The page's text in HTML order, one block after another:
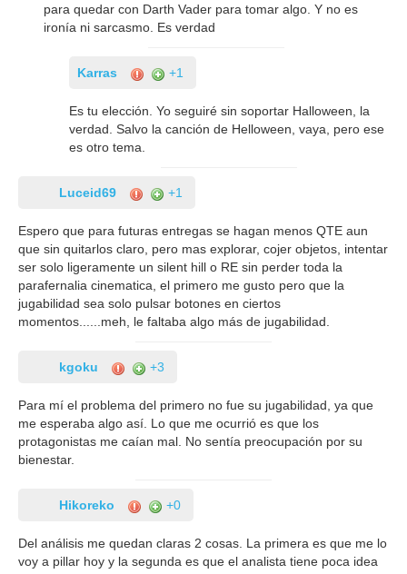
para quedar con Darth Vader para tomar algo. Y no es
ironía ni sarcasmo. Es verdad
Karras +1
Es tu elección. Yo seguiré sin soportar Halloween, la
verdad. Salvo la canción de Helloween, vaya, pero ese
es otro tema.
Luceid69 +1
Espero que para futuras entregas se hagan menos QTE aun
que sin quitarlos claro, pero mas explorar, cojer objetos, intentar
ser solo ligeramente un silent hill o RE sin perder toda la
parafernalia cinematica, el primero me gusto pero que la
jugabilidad sea solo pulsar botones en ciertos
momentos......meh, le faltaba algo más de jugabilidad.
kgoku +3
Para mí el problema del primero no fue su jugabilidad, ya que
me esperaba algo así. Lo que me ocurrió es que los
protagonistas me caían mal. No sentía preocupación por su
bienestar.
Hikoreko +0
Del análisis me quedan claras 2 cosas. La primera es que me lo
voy a pillar hoy y la segunda es que el analista tiene poca idea